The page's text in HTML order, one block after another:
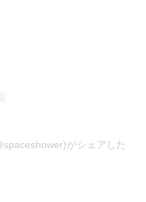
がシェアした